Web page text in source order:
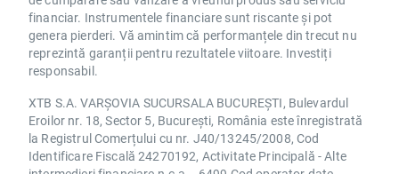
financiar. Instrumentele financiare sunt riscante și pot
genera pierderi. Vă amintim că performanțele din trecut nu
reprezintă garanții pentru rezultatele viitoare. Investiți
responsabil.
XTB S.A. VARȘOVIA SUCURSALA BUCUREȘTI, Bulevardul
Eroilor nr. 18, Sector 5, București, România este înregistrată
la Registrul Comerțului cu nr. J40/13245/2008, Cod
Identificare Fiscală 24270192, Activitate Principală - Alte